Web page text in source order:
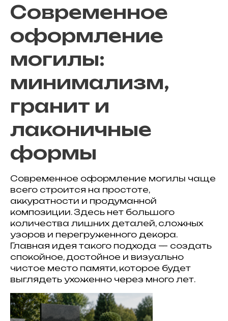
Современное
оформление
могилы:
минимализм,
гранит и
лаконичные
формы
Современное оформление могилы чаще
всего строится на простоте,
аккуратности и продуманной
композиции. Здесь нет большого
количества лишних деталей, сложных
узоров и перегруженного декора.
Главная идея такого подхода — создать
спокойное, достойное и визуально
чистое место памяти, которое будет
выглядеть ухоженно через много лет.